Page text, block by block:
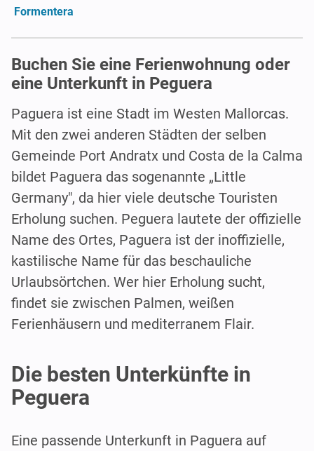
Formentera
Buchen Sie eine Ferienwohnung oder
eine Unterkunft in Peguera
Paguera ist eine Stadt im Westen Mallorcas.
Mit den zwei anderen Städten der selben
Gemeinde Port Andratx und Costa de la Calma
bildet Paguera das sogenannte „Little
Germany", da hier viele deutsche Touristen
Erholung suchen. Peguera lautete der offizielle
Name des Ortes, Paguera ist der inoffizielle,
kastilische Name für das beschauliche
Urlaubsörtchen. Wer hier Erholung sucht,
findet sie zwischen Palmen, weißen
Ferienhäusern und mediterranem Flair.
Die besten Unterkünfte in
Peguera
Eine passende Unterkunft in Paguera auf